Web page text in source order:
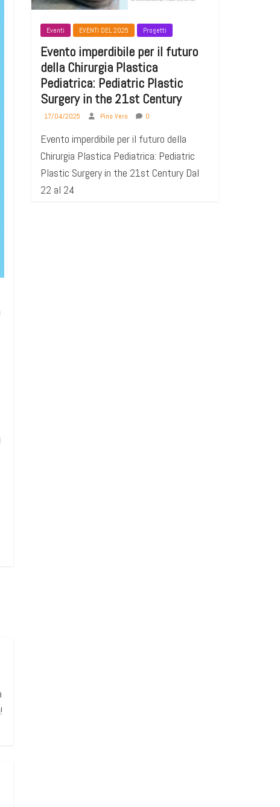
Eventi EVENTI DEL 2025 Progetti
Evento imperdibile per il futuro
della Chirurgia Plastica
Pediatrica: Pediatric Plastic
Surgery in the 21st Century
17/04/2025 Pino Vero 0
Evento imperdibile per il futuro della
Chirurgia Plastica Pediatrica: Pediatric
Plastic Surgery in the 21st Century Dal
22 al 24